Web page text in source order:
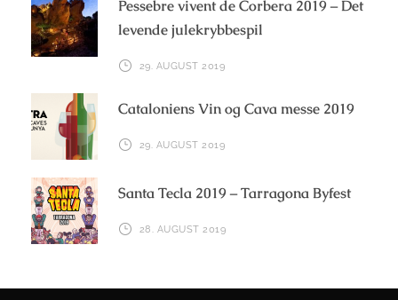
Pessebre vivent de Corbera 2019 – Det
levende julekrybbespil
29. AUGUST 2019
Cataloniens Vin og Cava messe 2019
29. AUGUST 2019
Santa Tecla 2019 – Tarragona Byfest
28. AUGUST 2019